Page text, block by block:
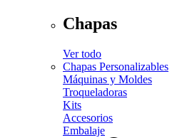
Chapas
Ver todo
Chapas Personalizables
Máquinas y Moldes
Troqueladoras
Kits
Accesorios
Embalaje